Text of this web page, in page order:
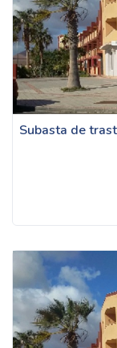
Subasta de